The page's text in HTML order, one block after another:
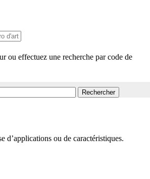
ou effectuez une recherche par code de
Rechercher
d’applications ou de caractéristiques.